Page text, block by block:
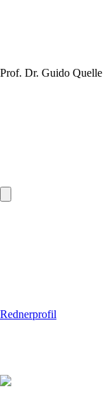
Prof. Dr. Guido Quelle
Rednerprofil